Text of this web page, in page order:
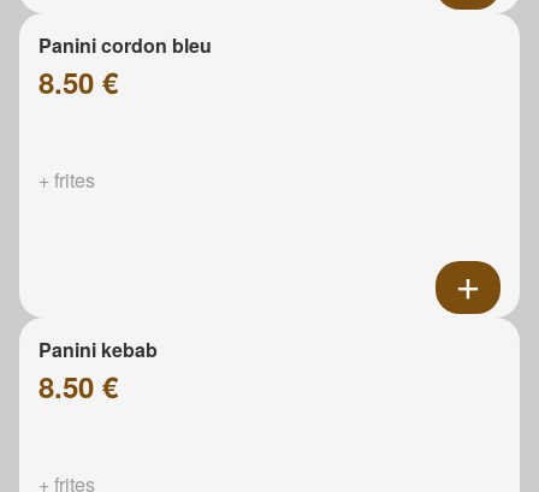
Panini cordon bleu
8.50 €
+ frites
Panini kebab
8.50 €
+ frites